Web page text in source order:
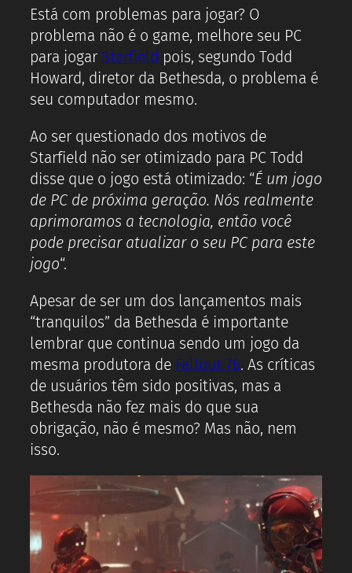
Está com problemas para jogar? O
problema não é o game, melhore seu PC
para jogar Starfield pois, segundo Todd
Howard, diretor da Bethesda, o problema é
seu computador mesmo.
Ao ser questionado dos motivos de
Starfield não ser otimizado para PC Todd
disse que o jogo está otimizado: “É um jogo
de PC de próxima geração. Nós realmente
aprimoramos a tecnologia, então você
pode precisar atualizar o seu PC para este
jogo“.
Apesar de ser um dos lançamentos mais
“tranquilos” da Bethesda é importante
lembrar que continua sendo um jogo da
mesma produtora de Fallout 76. As críticas
de usuários têm sido positivas, mas a
Bethesda não fez mais do que sua
obrigação, não é mesmo? Mas não, nem
isso.